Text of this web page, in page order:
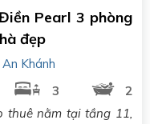
Pearl 3 phòng
đẹp
Khánh
3
2
thuê nằm tại tầng 11,